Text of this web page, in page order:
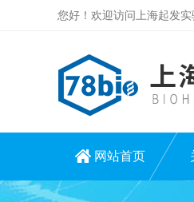
您好！欢迎访问上海起发实
网站首页